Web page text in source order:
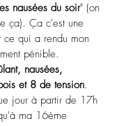
nausées du soir" (on
ça). Ça c'est une
ce qui a rendu mon
pénible.
nausées,
et 8 de tension.
jour à partir de 17h
ma 16ème